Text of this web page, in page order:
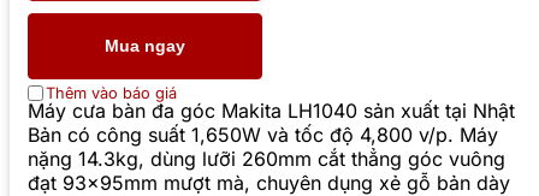
Mua ngay
Thêm vào báo giá
Máy cưa bàn đa góc Makita LH1040 sản xuất tại Nhật
Bản có công suất 1,650W và tốc độ 4,800 v/p. Máy
nặng 14.3kg, dùng lưỡi 260mm cắt thẳng góc vuông
đạt 93x95mm mượt mà, chuyên dụng xẻ gỗ bản dày